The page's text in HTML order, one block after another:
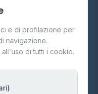
e di profilazione per
navigazione.
di tutti i cookie.